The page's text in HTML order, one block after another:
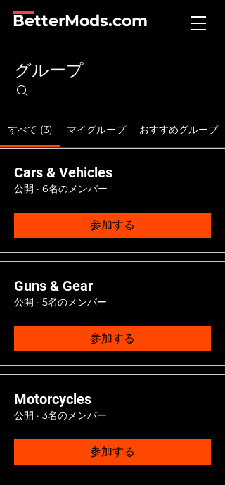
BetterMods.com
グループ
すべて (3) マイグループ おすすめグループ
Cars & Vehicles
公開 · 6名のメンバー
参加する
Guns & Gear
公開 · 5名のメンバー
参加する
Motorcycles
公開 · 3名のメンバー
参加する